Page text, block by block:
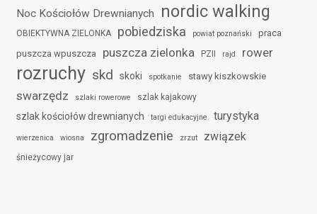
Noc Kościołów Drewnianych nordic walking
OBIEKTYWNA ZIELONKA pobiedziska powiat poznański
praca
puszcza wpuszcza
puszcza zielonka PZII rajd rower
rozruchy skd skoki spotkanie stawy kiszkowskie
swarzędz szlaki rowerowe szlak kajakowy
szlak kościołów drewnianych targi edukacyjne turystyka
wierzenica wiosna zgromadzenie zrzut związek
śnieżycowy jar